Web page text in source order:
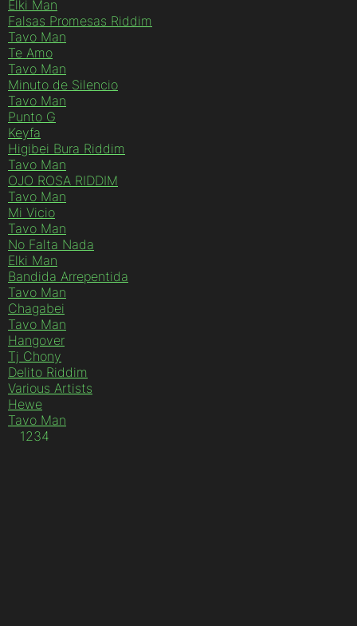
Elki Man
Falsas Promesas Riddim
Tavo Man
Te Amo
Tavo Man
Minuto de Silencio
Tavo Man
Punto G
Keyfa
Higibei Bura Riddim
Tavo Man
OJO ROSA RIDDIM
Tavo Man
Mi Vicio
Tavo Man
No Falta Nada
Elki Man
Bandida Arrepentida
Tavo Man
Chagabei
Tavo Man
Hangover
Tj Chony
Delito Riddim
Various Artists
Hewe
Tavo Man
1234